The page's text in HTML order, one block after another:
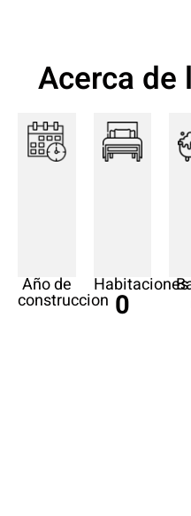
Acerca de
Año de
construccion
Habitaciones
0